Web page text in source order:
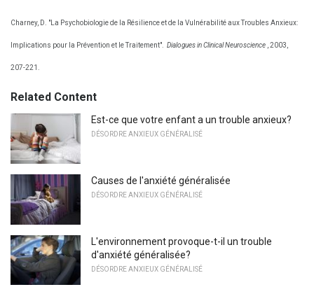
Charney, D. "La Psychobiologie de la Résilience et de la Vulnérabilité aux Troubles Anxieux:
Implications pour la Prévention et le Traitement". Dialogues in Clinical Neuroscience , 2003,
207-221.
Related Content
Est-ce que votre enfant a un trouble anxieux?
DÉSORDRE ANXIEUX GÉNÉRALISÉ
Causes de l'anxiété généralisée
DÉSORDRE ANXIEUX GÉNÉRALISÉ
L'environnement provoque-t-il un trouble
d'anxiété généralisée?
DÉSORDRE ANXIEUX GÉNÉRALISÉ